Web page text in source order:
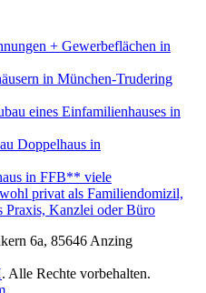
+ Gewerbeflächen in
in München-Trudering
eines Einfamilienhauses in
Doppelhaus in
in FFB** viele
privat als Familiendomizil,
Praxis, Kanzlei oder Büro
6a, 85646 Anzing
. Alle Rechte vorbehalten.